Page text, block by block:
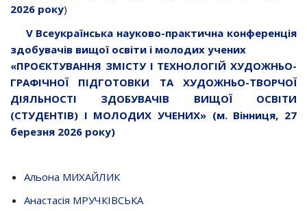
2026 року)
V Всеукраїнська науково-практична конференція
здобувачів вищої освіти і молодих учених
«ПРОЄКТУВАННЯ ЗМІСТУ І ТЕХНОЛОГІЙ ХУДОЖНЬО-
ГРАФІЧНОЇ ПІДГОТОВКИ ТА ХУДОЖНЬО-ТВОРЧОЇ
ДІЯЛЬНОСТІ ЗДОБУВАЧІВ ВИЩОЇ ОСВІТИ
(СТУДЕНТІВ) І МОЛОДИХ УЧЕНИХ» (м. Вінниця, 27
березня 2026 року)
Альона МИХАЙЛИК
Анастасія МРУЧКІВСЬКА